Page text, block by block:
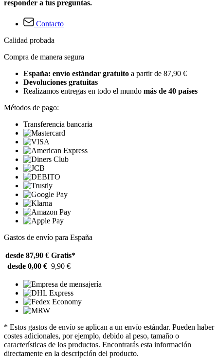
responder a tus preguntas.
Contacto
Calidad probada
Compra de manera segura
España: envío estándar gratuito a partir de 87,90 €
Devoluciones gratuitas
Realizamos entregas en todo el mundo más de 40 países
Métodos de pago:
Transferencia bancaria
Gastos de envío para España
desde 87,90 € Gratis*
desde 0,00 € 9,90 €
* Estos gastos de envío se aplican a un envío estándar. Pueden haber
costes adicionales, por ejemplo, debido al peso, tamaño o
características de los productos. Encontrarás esta información
directamente en la descripción del producto.